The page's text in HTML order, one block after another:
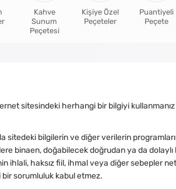
Kahve
Sunum
Peçetesi
Kişiye Özel
Peçeteler
Puantiyeli
Peçete
sitesindeki herhangi bir bilgiyi kullanmanız
bilgilerin ve diğer verilerin
binaen, doğabilecek doğrudan ya da
ihlali, haksız fiil, ihmal veya diğer sebepler
sorumluluk kabul etmez.